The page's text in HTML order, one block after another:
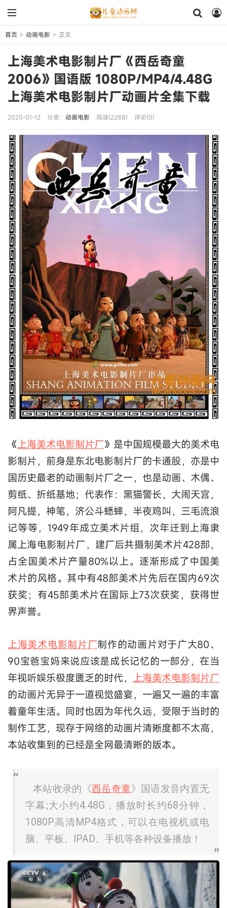
首页 > 动画电影 > 正文
上海美术电影制片厂《西岳奇童
2006》国语版 1080P/MP4/4.48G
上海美术电影制片厂动画片全集下载
2020-01-12 分类： 动画电影 阅读(2288) 评论(0)
《上海美术电影制片厂》是中国规模最大的美术电
影制片，前身是东北电影制片厂的卡通股，亦是中
国历史最老的动画制片厂之一，也是动画、木偶、
剪纸、折纸基地；代表作：黑猫警长，大闹天宫，
阿凡提，神笔，济公斗蟋蟀，半夜鸡叫，三毛流浪
记等等，1949年成立美术片组，次年迁到上海隶
属上海电影制片厂，建厂后共摄制美术片428部，
占全国美术片产量80%以上。逐渐形成了中国美
术片的风格。其中有48部美术片先后在国内69次
获奖；有45部美术片在国际上73次获奖，获得世
界声誉。
上海美术电影制片厂制作的动画片对于广大80、
90宝爸宝妈来说应该是成长记忆的一部分，在当
年视听娱乐极度匮乏的时代， 上海美术电影制片厂
的动画片无异于一道视觉盛宴，一遍又一遍的丰富
着童年生活。同时也因为年代久远，受限于当时的
制作工艺，现存于网络的动画片清晰度都不太高，
本站收集到的已经是全网最清晰的版本。
本站收录的《西岳奇童》国语发音内置无
字幕;大小约4.48G，播放时长约68分钟，
1080P高清MP4格式，可以在电视机或电
脑、平板、IPAD、手机等各种设备播放！